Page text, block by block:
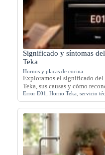
Significado y síntomas
Teka
Hornos y placas de cocina
Exploramos el significado del
Teka, sus causas y cómo
Error E01 Horno Teka servicio